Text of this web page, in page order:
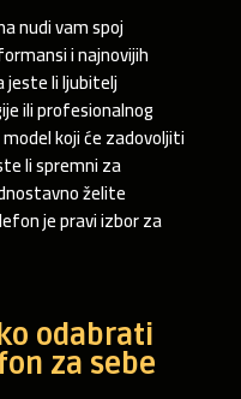
nudi vam spoj
i najnovijih
jeste li ljubitelj
ili profesionalnog
koji će zadovoljiti
li spremni za
želite
je pravi izbor za
odabrati
za sebe